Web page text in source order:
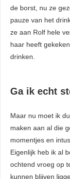
de borst, nu ze
pauze van het
ze aan Rolf hele
haar heeft
drinken.
Ga ik echt
Maar nu moet ik
maken aan al die
momentjes en
Eigenlijk heb ik al
ochtend vroeg op
kunnen blijven